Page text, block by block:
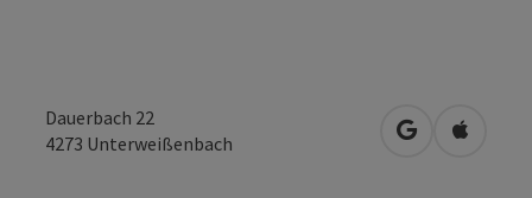
Dauerbach 22
4273 Unterweißenbach Openen in